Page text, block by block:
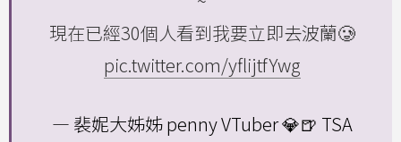
現在已經30個人看到我要立即去波蘭🥲
pic.twitter.com/yflijtfYwg
— 裴妮大姊姊 penny VTuber 💎🍺 TSA